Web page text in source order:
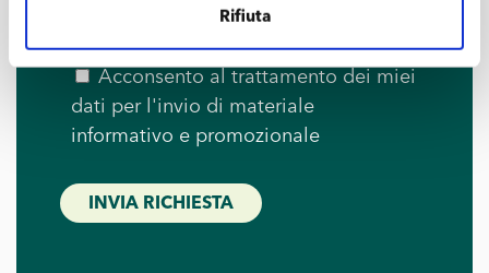
Rifiuta
Ho preso visione della
Policy
Acconsento al trattamento dei miei
dati per l'invio di materiale
informativo e promozionale